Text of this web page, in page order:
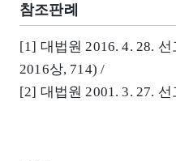
참조판례
[1] 대법원 2016. 4. 28.
2016상, 714) /
[2] 대법원 2001. 3. 27.